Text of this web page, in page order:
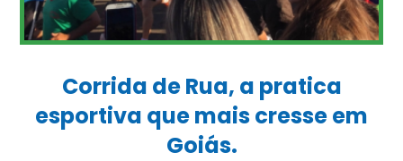
Corrida de Rua, a pratica
esportiva que mais cresse em
Goiás.